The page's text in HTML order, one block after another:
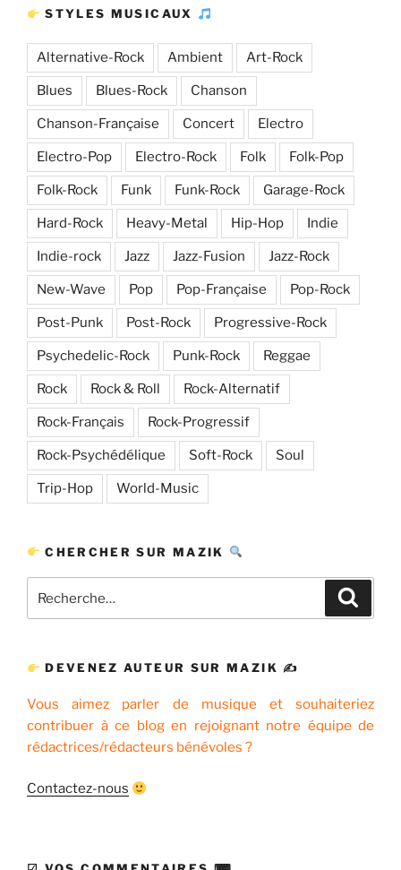
STYLES MUSICAUX
Alternative-Rock Ambient Art-Rock
Blues Blues-Rock Chanson
Chanson-Française Concert Electro
Electro-Pop Electro-Rock Folk Folk-Pop
Folk-Rock Funk Funk-Rock Garage-Rock
Hard-Rock Heavy-Metal Hip-Hop Indie
Indie-rock Jazz Jazz-Fusion Jazz-Rock
New-Wave Pop Pop-Française Pop-Rock
Post-Punk Post-Rock Progressive-Rock
Psychedelic-Rock Punk-Rock Reggae
Rock Rock & Roll Rock-Alternatif
Rock-Français Rock-Progressif
Rock-Psychédélique Soft-Rock Soul
Trip-Hop World-Music
CHERCHER SUR MAZIK
pour
DEVENEZ AUTEUR SUR MAZIK ✍
Vous aimez parler de musique et souhaiteriez
contribuer à ce blog en rejoignant notre équipe de
rédactrices/rédacteurs bénévoles ?
Contactez-nous